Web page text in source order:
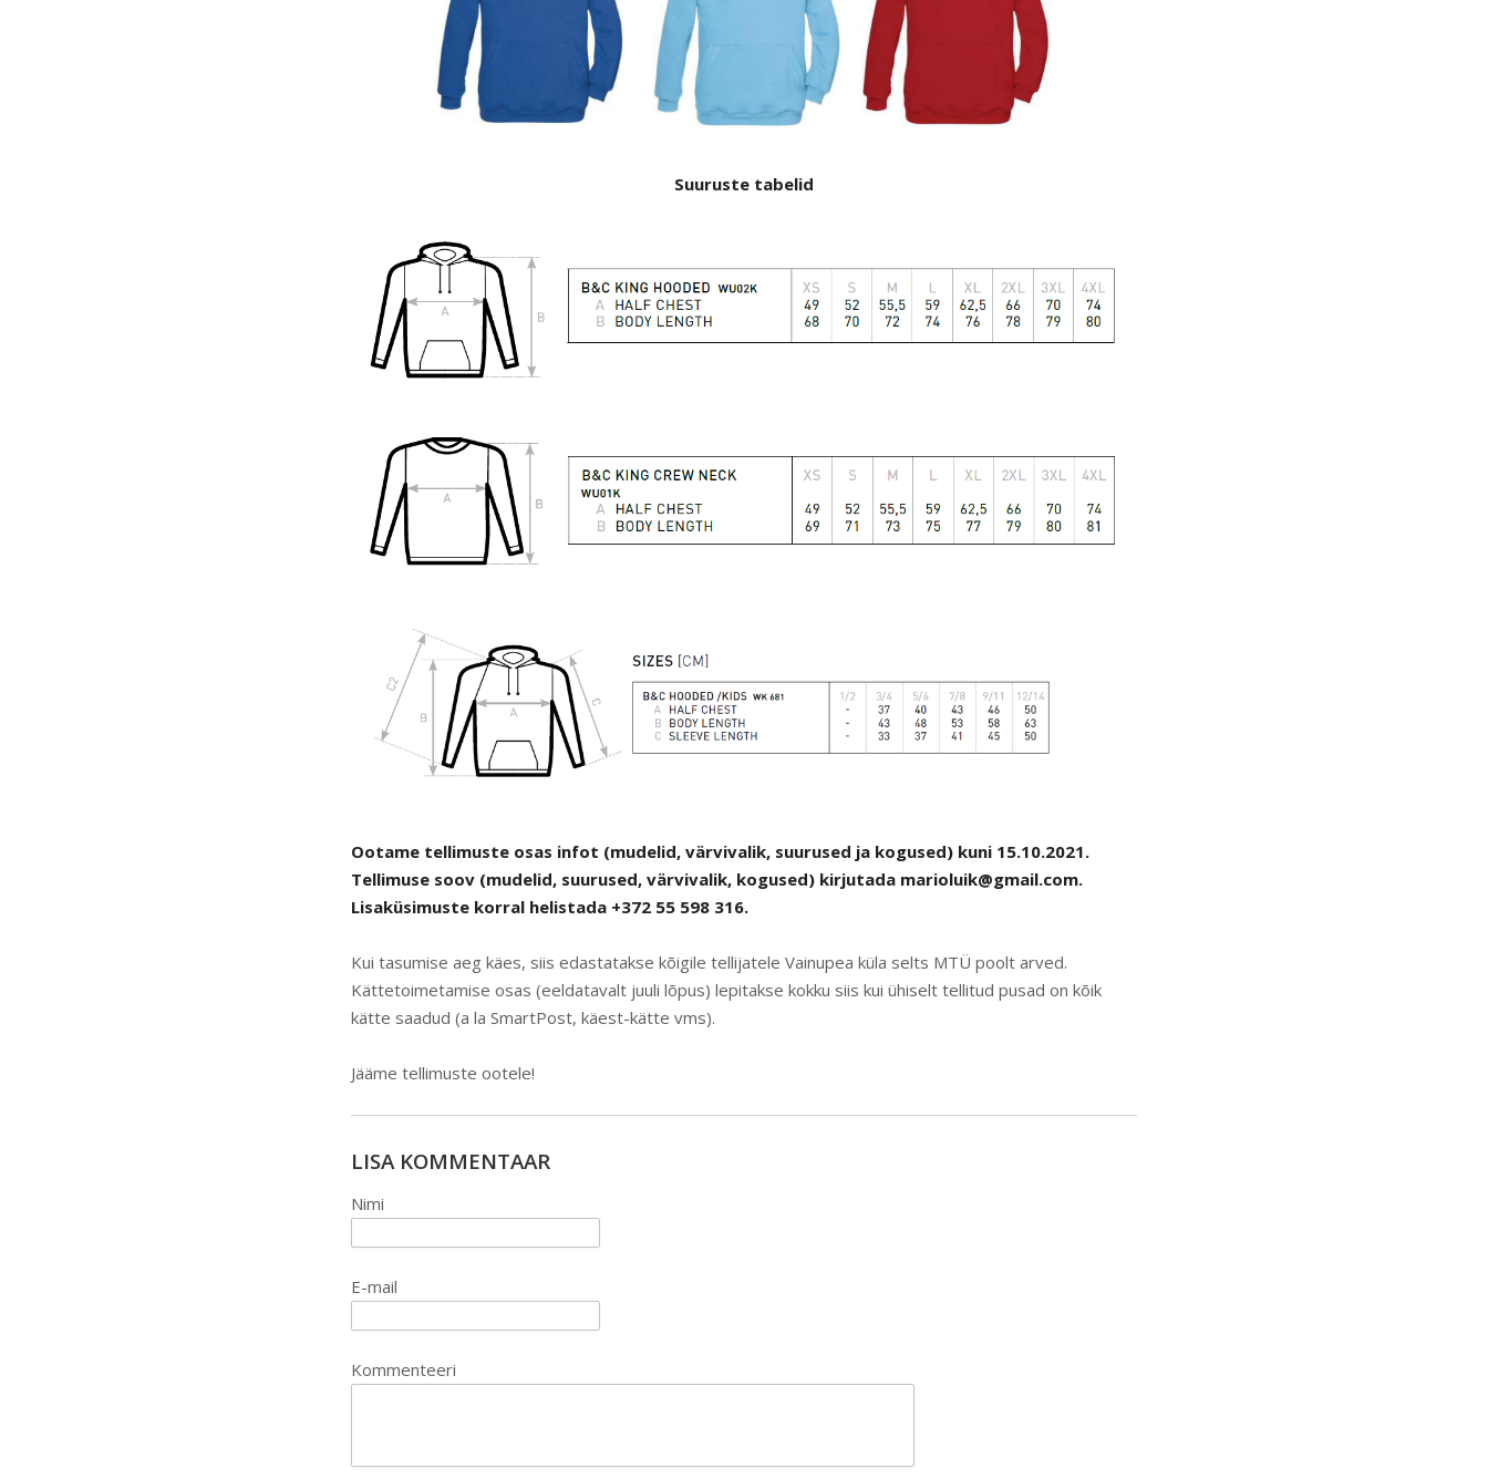
Suuruste tabelid
Ootame tellimuste osas infot (mudelid, värvivalik, suurused ja kogused) kuni 15.10.2021.
Tellimuse soov (mudelid, suurused, värvivalik, kogused) kirjutada marioluik@gmail.com.
Lisaküsimuste korral helistada +372 55 598 316.
Kui tasumise aeg käes, siis edastatakse kõigile tellijatele Vainupea küla selts MTÜ poolt arved.
Kättetoimetamise osas (eeldatavalt juuli lõpus) lepitakse kokku siis kui ühiselt tellitud pusad on kõik
kätte saadud (a la SmartPost, käest-kätte vms).
Jääme tellimuste ootele!
LISA KOMMENTAAR
Nimi
E-mail
Kommenteeri